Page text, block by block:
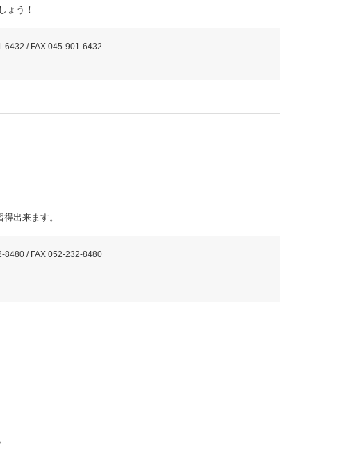
ょう！
6432 / FAX 045-901-6432
出来ます。
8480 / FAX 052-232-8480